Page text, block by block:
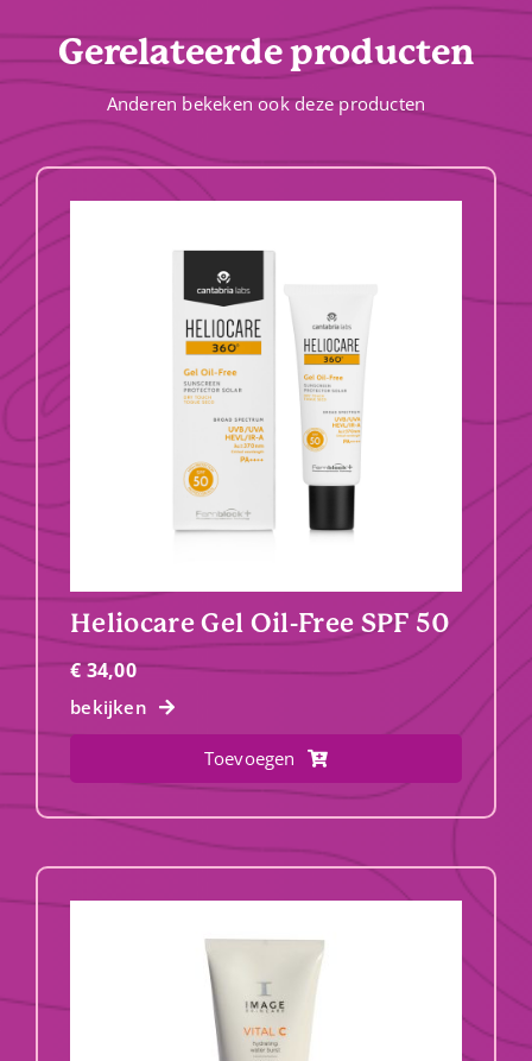
Gerelateerde producten
Anderen bekeken ook deze producten
Heliocare Gel Oil-Free SPF 50
€34,00
bekijken
Toevoegen